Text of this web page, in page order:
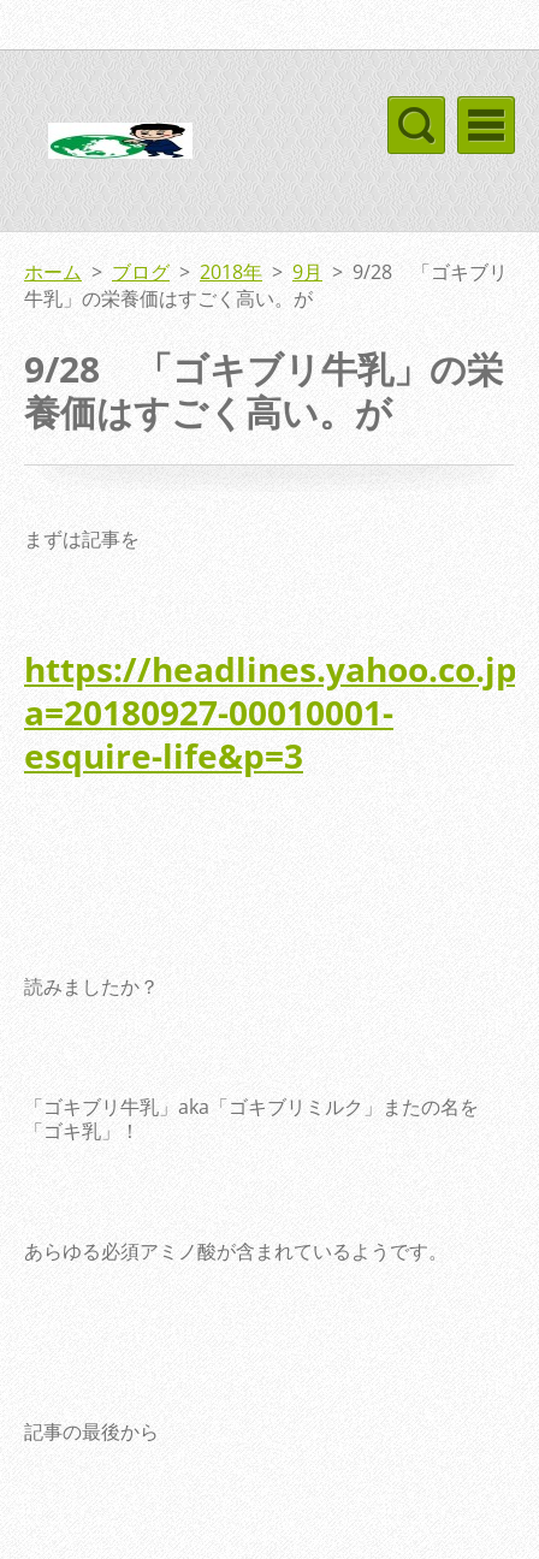
ホーム > ブログ > 2018年 > 9月 > 9/28 「ゴキブリ
牛乳」の栄養価はすごく高い。が
9/28 「ゴキブリ牛乳」の栄
養価はすごく高い。が
まずは記事を
https://
a=20180927-00010001-
esquire-life&p=3
読みましたか？
「ゴキブリ牛乳」aka「ゴキブリミルク」またの名を
「ゴキ乳」！
あらゆる必須アミノ酸が含まれているようです。
記事の最後から